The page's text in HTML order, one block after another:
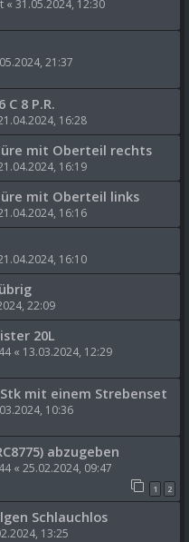
« 31.05.2024, 12:30
21:37
8 P.R.
16:28
mit Oberteil rechts
16:19
mit Oberteil links
16:16
16:10
22:09
20L
« 13.03.2024, 12:29
mit einem Strebenset
10:36
abzugeben
« 25.02.2024, 09:47
1 2
Schlauchlos
13:25